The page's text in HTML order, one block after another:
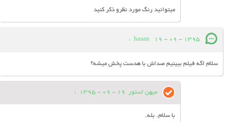
میتوانید رنگ مورد نظرو ذکر کنید
hasan 19 - 09 - 1395
:
سلام اگه فیلم ببینیم صداش با هدست پخش میشه؟
میهن استور 19 - 09 - 1395
:
با سلام. بله.